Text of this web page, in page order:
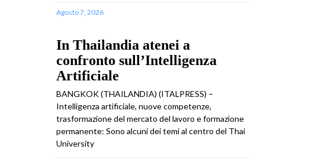
Agosto 7, 2026
In Thailandia atenei a
confronto sull’Intelligenza
Artificiale
BANGKOK (THAILANDIA) (ITALPRESS) –
Intelligenza artificiale, nuove competenze,
trasformazione del mercato del lavoro e formazione
permanente: Sono alcuni dei temi al centro del Thai
University